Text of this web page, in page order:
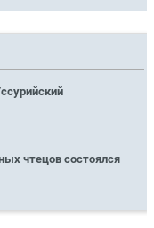
чтецов состоялся